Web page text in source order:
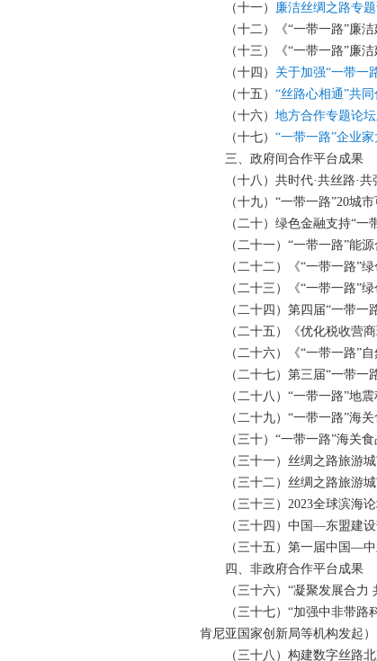
（十一） 廉洁丝绸之路专
（十二）《“一带一路”廉洁
（十三）《“一带一路”廉洁
（十四） 关于加强“一带一
（十五） “丝路心相通”共同
（十六） 地方合作专题论
（十七） “一带一路”企业
三、政府间合作平台成果
（十八）共时代·共丝路·共
（十九）“一带一路”20城市
（二十）绿色金融支持“一带
（二十一）“一带一路”能源
（二十二）《“一带一路”绿
（二十三）《“一带一路”绿
（二十四）第四届“一带一
（二十五）《优化税收营商
（二十六）《“一带一路”自
（二十七）第三届“一带一
（二十八）“一带一路”地震
（二十九）“一带一路”海关
（三十）“一带一路”海关食
（三十一）丝绸之路旅游城
（三十二）丝绸之路旅游城
（三十三）2023全球滨海论
（三十四）中国—东盟建设
（三十五）第一届中国—中
四、非政府合作平台成果
（三十六）“凝聚发展合力 共
（三十七）“加强中非带路科
肯尼亚国家创新局等机构发起）
（三十八）构建数字丝路北